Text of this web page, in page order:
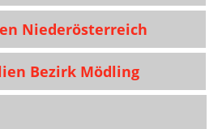
Niederösterreich
Bezirk Mödling